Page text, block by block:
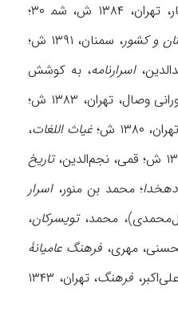
، به کوشش ایرج افشار، تهران، ۱۳۸۴ ش، شم‍ ۳۰؛
و کشور
، سمنان، ۱۳۹۱ ش؛
اسرارنامه، به کوشش
، به کوشش نورانی وصال، تهران، ۱۳۸۳ ش؛
ش؛ غیاث اللغات،
تاریخ
؛ محمد بن منور،اسرار
تویسرکان،
فرهنگ عامیانۀ
فرهنگ
، تهران، ۱۳۴۳